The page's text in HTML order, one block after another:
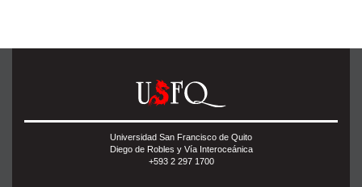
Universidad San Francisco de Quito
Diego de Robles y Vía Interoceánica
+593 2 297 1700